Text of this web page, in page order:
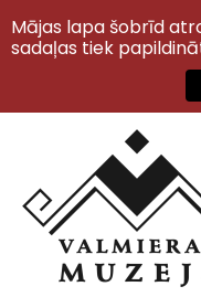
Mājas lapa šobrīd
sadaļas tiek